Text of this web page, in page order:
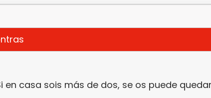
en casa sois más de dos, se os puede